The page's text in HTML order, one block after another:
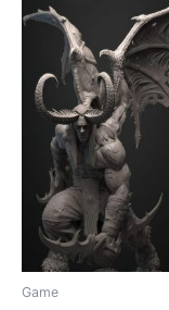
Game